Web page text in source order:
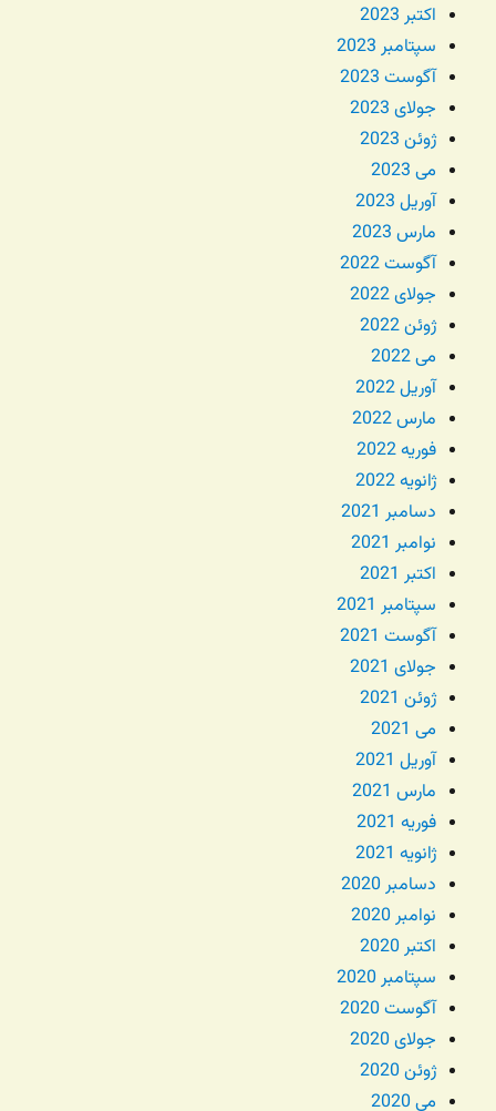
اکتبر 2023
سپتامبر 2023
آگوست 2023
جولای 2023
ژوئن 2023
می 2023
آوریل 2023
مارس 2023
آگوست 2022
جولای 2022
ژوئن 2022
می 2022
آوریل 2022
مارس 2022
فوریه 2022
ژانویه 2022
دسامبر 2021
نوامبر 2021
اکتبر 2021
سپتامبر 2021
آگوست 2021
جولای 2021
ژوئن 2021
می 2021
آوریل 2021
مارس 2021
فوریه 2021
ژانویه 2021
دسامبر 2020
نوامبر 2020
اکتبر 2020
سپتامبر 2020
آگوست 2020
جولای 2020
ژوئن 2020
می 2020